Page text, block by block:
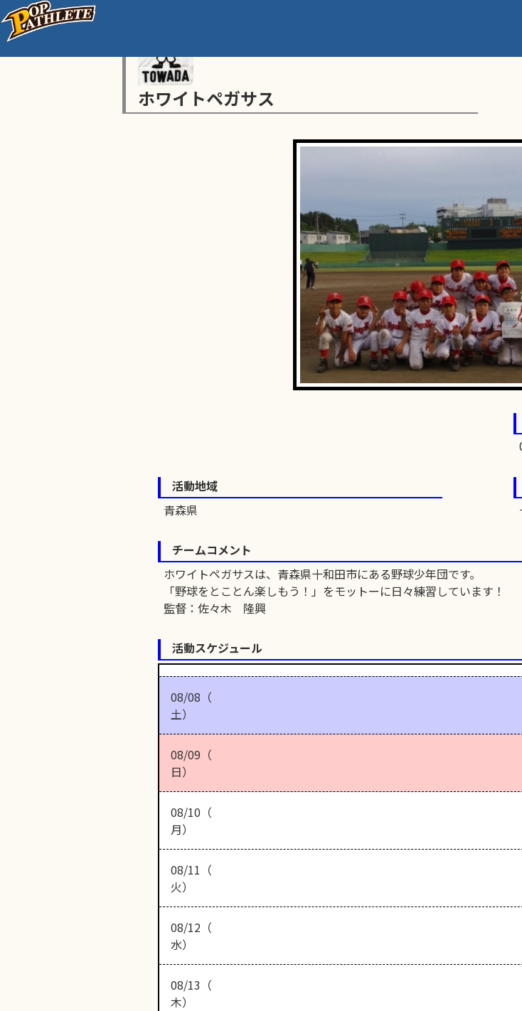
ホワイトペガサス
活動地域
青森県
チームコメント
ホワイトペガサスは、青森県十和田市にある野球少年団です。
「野球をとことん楽しもう！」をモットーに日々練習しています！
監督：佐々木 隆興
活動スケジュール
08/08（
土）
08/09（
日）
08/10（
月）
08/11（
火）
08/12（
水）
08/13（
木）